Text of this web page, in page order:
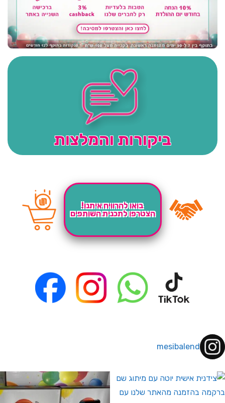
ביקורות והמלצות
בואו להרוויח איתנו!
הצטרפו לתכנית השותפים
mesibalend
לחברי מועדון ומצטרפים חדשים🤍